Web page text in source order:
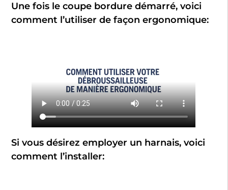
Une fois le coupe bordure démarré, voici
comment l’utiliser de façon ergonomique:
Si vous désirez employer un harnais, voici
comment l’installer: